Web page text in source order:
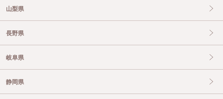
山梨県
長野県
岐阜県
静岡県